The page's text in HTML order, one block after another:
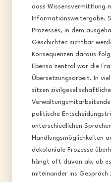
dass Wissensvermittlung
Informationsweitergabe.
Prozesses, in dem
Geschichten sichtbar
Konsequenzen daraus
Ebenso zentral war die
Übersetzungsarbeit. In
sitzen
politische
unterschiedlichen
Handlungsmöglichkeiten
dekoloniale Prozesse
hängt oft davon ab, ob
miteinander ins Gespräch